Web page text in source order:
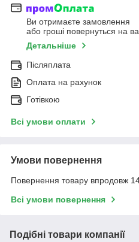
Ви отримаєте замовлення
або гроші повернуться на
Детальніше
Післяплата
Оплата на рахунок
Готівкою
Всі умови оплати
Умови повернення
Повернення товару впродовж
Всі умови повернення
Подібні товари компанії